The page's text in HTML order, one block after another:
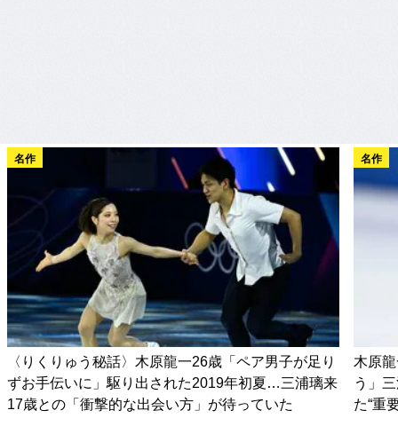
名作
〈りくりゅう秘話〉木原龍一26歳「ペア男子が足り
ずお手伝いに」駆り出された2019年初夏…三浦璃来
17歳との「衝撃的な出会い方」が待っていた
名作
木原
う」
た“重